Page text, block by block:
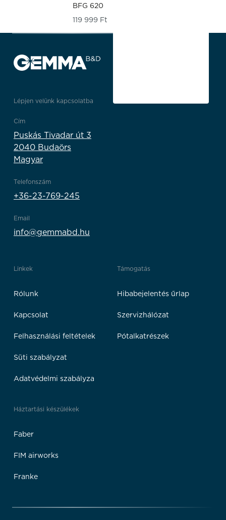
BFG 620
119 999 Ft
Lépjen velünk kapcsolatba
Cím
Puskás Tivadar út 3
2040 Budaörs
Magyar
Telefonszám
+36-23-769-245
Email
info@gemmabd.hu
Linkek
Rólunk
Kapcsolat
Felhasználási feltételek
Süti szabályzat
Adatvédelmi szabályza
Támogatás
Hibabejelentés űrlap
Szervizhálózat
Pótalkatrészek
Háztartási készülékek
Faber
FIM airworks
Franke